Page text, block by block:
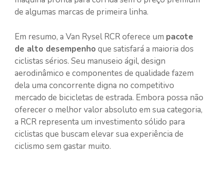
de algumas marcas de primeira linha.
Em resumo, a Van Rysel RCR oferece um pacote
de alto desempenho que satisfará a maioria dos
ciclistas sérios. Seu manuseio ágil, design
aerodinâmico e componentes de qualidade fazem
dela uma concorrente digna no competitivo
mercado de bicicletas de estrada. Embora possa não
oferecer o melhor valor absoluto em sua categoria,
a RCR representa um investimento sólido para
ciclistas que buscam elevar sua experiência de
ciclismo sem gastar muito.